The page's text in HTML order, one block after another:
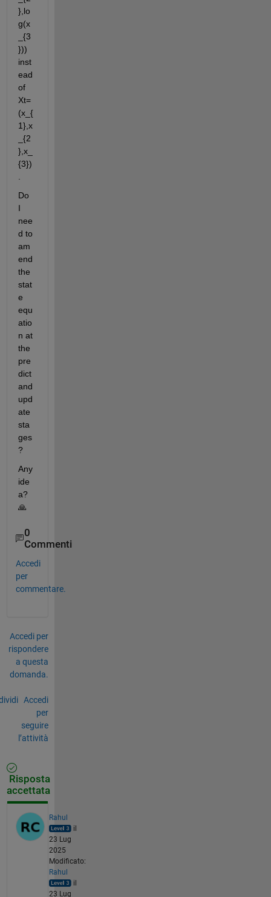
},lo
g(x
_{3
}))
inst
ead
of
Xt=
(x_{
1},x
_{2
},x_
{3})
Do
I
nee
d to
am
end
the
stat
e
equ
atio
n at
the
pre
dict
and
upd
ate
sta
ges
?
Any
ide
a?
🙏
0
Commenti
Accedi
per
commentare.
Accedi per
rispondere
a questa
domanda.
Accedi
per
seguire
l’attività
Risposta
accettata
Rahul
il
23 Lug
2025
Modificato:
Rahul
il
23 Lug